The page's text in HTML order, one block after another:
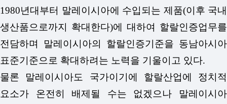
1980년대부터 말레이시아에 수입되는 제품(이후 국내
생산품으로까지 확대한다)에 대하여 할랄인증업무를
전담하며 말레이시아의 할랄인증기준을 동남아시아
표준기준으로 확대하려는 노력을 기울이고 있다.
물론 말레이시아도 국가이기에 할랄산업에 정치적
요소가 온전히 배제될 수는 없겠으나 말레이시아